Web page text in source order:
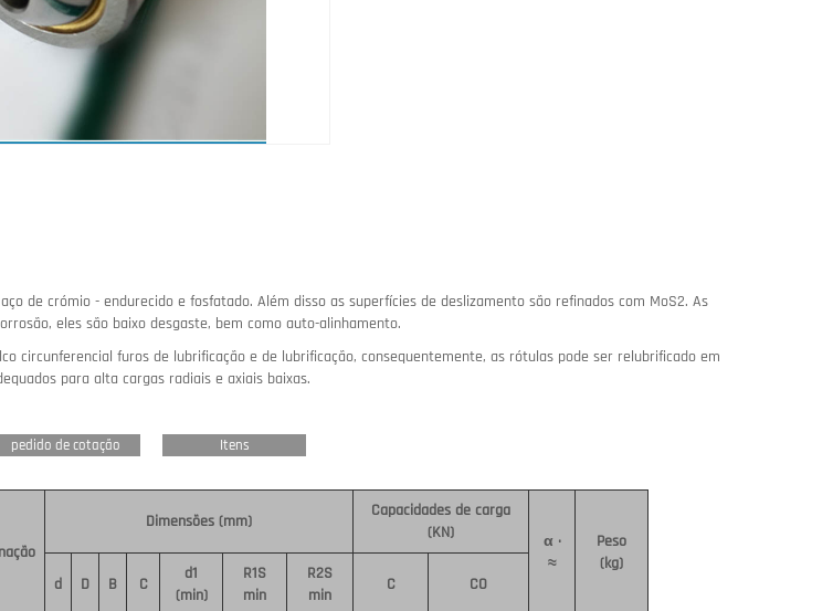
de crómio - endurecido e fosfatado. Além disso as superfícies de deslizamento são refinados com MoS2. As
eles são baixo desgaste, bem como auto-alinhamento.
circunferencial furos de lubrificação e de lubrificação, consequentemente, as rótulas pode ser relubrificado em
para alta cargas radiais e axiais baixas.
pedido de cotação Itens
Dimensões (mm)
Capacidades de carga
(KN)
α ·
≈
Peso
(kg)
d
D B C
d1
(min)
R1S
min
R2S
min
C CO